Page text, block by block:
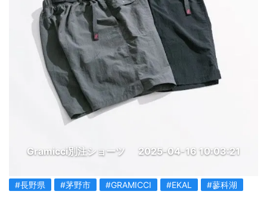
Gramicci別注ショーツ 2025-04-16 10:03:21
#長野県 #茅野市 #GRAMICCI #EKAL #蓼科湖